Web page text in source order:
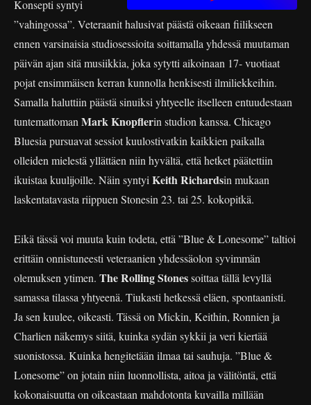
Konsepti syntyi
”vahingossa”. Veteraanit halusivat päästä oikeaan fiilikseen
ennen varsinaisia studiosessioita soittamalla yhdessä muutaman
päivän ajan sitä musiikkia, joka sytytti aikoinaan 17- vuotiaat
pojat ensimmäisen kerran kunnolla henkisesti ilmiliekkeihin.
Samalla haluttiin päästä sinuiksi yhtyeelle itselleen entuudestaan
tuntemattoman Mark Knopflerin studion kanssa. Chicago
Bluesia pursuavat sessiot kuulostivatkin kaikkien paikalla
olleiden mielestä yllättäen niin hyvältä, että hetket päätettiin
ikuistaa kuulijoille. Näin syntyi Keith Richardsin mukaan
laskentatavasta riippuen Stonesin 23. tai 25. kokopitkä.
Eikä tässä voi muuta kuin todeta, että ”Blue & Lonesome” taltioi
erittäin onnistuneesti veteraanien yhdessäolon syvimmän
olemuksen ytimen. The Rolling Stonessoittaa tällä levyllä
samassa tilassa yhtyeenä. Tiukasti hetkessä eläen, spontaanisti.
Ja sen kuulee, oikeasti. Tässä on Mickin, Keithin, Ronnien ja
Charlien näkemys siitä, kuinka sydän sykkii ja veri kiertää
suonistossa. Kuinka hengitetään ilmaa tai sauhuja. ”Blue &
Lonesome” on jotain niin luonnollista, aitoa ja välitöntä, että
kokonaisuutta on oikeastaan mahdotonta kuvailla millään